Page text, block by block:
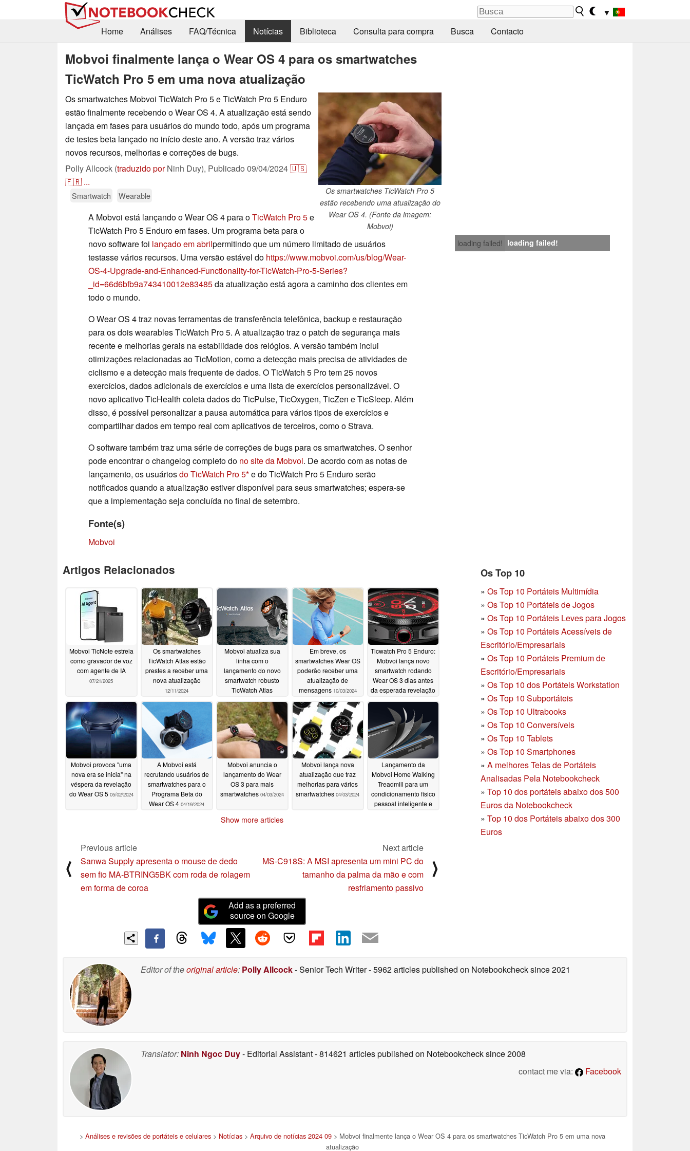
▼
Home
Análises FAQ/Técnica Notícias Biblioteca Consulta para compra Busca Contacto
Mobvoi finalmente lança o Wear OS 4 para os smartwatches
TicWatch Pro 5 em uma nova atualização
Os smartwatches TicWatch Pro 5
estão recebendo uma atualização do
Wear OS 4. (Fonte da imagem:
Mobvoi)
Os smartwatches Mobvoi TicWatch Pro 5 e TicWatch Pro 5 Enduro
estão finalmente recebendo o Wear OS 4. A atualização está sendo
lançada em fases para usuários do mundo todo, após um programa
de testes beta lançado no início deste ano. A versão traz vários
novos recursos, melhorias e correções de bugs.
Polly Allcock (traduzido porNinh Duy), Publicado 09/04/2024🇺🇸
🇫🇷 ...
Smartwatch Wearable
loading failed! loading failed!
A Mobvoi está lançando o Wear OS 4 para oTicWatch Pro 5e
TicWatch Pro 5 Enduro em fases. Um programa beta para o
novo software foi lançado em abrilpermitindo que um número limitado de usuários
testasse vários recursos. Uma versão estável do https://www.mobvoi.com/us/blog/Wear-
OS-4-Upgrade-and-Enhanced-Functionality-for-TicWatch-Pro-5-Series?
_id=66d6bfb9a743410012e83485da atualização está agora a caminho dos clientes em
todo o mundo.
O Wear OS 4 traz novas ferramentas de transferência telefônica, backup e restauração
para os dois wearables TicWatch Pro 5. A atualização traz o patch de segurança mais
recente e melhorias gerais na estabilidade dos relógios. A versão também inclui
otimizações relacionadas ao TicMotion, como a detecção mais precisa de atividades de
ciclismo e a detecção mais frequente de dados. O TicWatch 5 Pro tem 25 novos
exercícios, dados adicionais de exercícios e uma lista de exercícios personalizável. O
novo aplicativo TicHealth coleta dados do TicPulse, TicOxygen, TicZen e TicSleep. Além
disso, é possível personalizar a pausa automática para vários tipos de exercícios e
compartilhar dados em tempo real com aplicativos de terceiros, como o Strava.
O software também traz uma série de correções de bugs para os smartwatches. O senhor
pode encontrar o changelog completo do no site da Mobvoi. De acordo com as notas de
lançamento, os usuáriosdo TicWatch Pro 5 e do TicWatch Pro 5 Enduro serão
notificados quando a atualização estiver disponível para seus smartwatches; espera-se
que a implementação seja concluída no final de setembro.
Fonte(s)
Mobvoi
Os Top 10
» Os Top 10 Portáteis Multimídia
» Os Top 10 Portáteis de Jogos
» Os Top 10 Portáteis Leves para Jogos
» Os Top 10 Portáteis Acessíveis de
Escritório/Empresariais
» Os Top 10 Portáteis Premium de
Escritório/Empresariais
» Os Top 10 dos Portáteis Workstation
» Os Top 10 Subportáteis
» Os Top 10 Ultrabooks
» Os Top 10 Conversíveis
» Os Top 10 Tablets
» Os Top 10 Smartphones
» A melhores Telas de Portáteis
Analisadas Pela Notebookcheck
» Top 10 dos portáteis abaixo dos 500
Euros da Notebookcheck
» Top 10 dos Portáteis abaixo dos 300
Euros
Artigos Relacionados
Mobvoi TicNote estreia
como gravador de voz
com agente de IA
07/21/2025
Os smartwatches
TicWatch Atlas estão
prestes a receber uma
nova atualização
12/11/2024
Mobvoi atualiza sua
linha com o
lançamento do novo
smartwatch robusto
TicWatch Atlas
10/15/2024
Em breve, os
smartwatches Wear OS
poderão receber uma
atualização de
mensagens 10/03/2024
Ticwatch Pro 5 Enduro:
Mobvoi lança novo
smartwatch rodando
Wear OS 3 dias antes
da esperada revelação
05/09/2024
Mobvoi provoca "uma
nova era se inicia" na
véspera da revelação
do Wear OS 5 05/02/2024
A Mobvoi está
recrutando usuários de
smartwatches para o
Programa Beta do
Wear OS 4 04/19/2024
Mobvoi anuncia o
lançamento do Wear
OS 3 para mais
smartwatches 04/03/2024
Mobvoi lança nova
atualização que traz
melhorias para vários
smartwatches 04/03/2024
Lançamento da
Mobvoi Home Walking
Treadmill para um
condicionamento físico
pessoal inteligente e
Show more articles
⟨
Previous article
Sanwa Supply apresenta o mouse de dedo
sem fio MA-BTRING5BK com roda de rolagem
em forma de coroa
Next article
MS-C918S: A MSI apresenta um mini PC do
tamanho da palma da mão e com
resfriamento passivo
⟩
Add as a preferred
source on Google
Editor of theoriginal article: Polly Allcock- Senior Tech Writer- 5962 articles published on Notebookchecksince 2021
Translator: Ninh Ngoc Duy- Editorial Assistant- 814621 articles published on Notebookchecksince 2008
contact me via:
Facebook
> Análises e revisões de portáteis e celulares > Notícias > Arquivo de notícias 2024 09 > Mobvoi finalmente lança o Wear OS 4 para os smartwatches TicWatch Pro 5 em uma nova
atualização